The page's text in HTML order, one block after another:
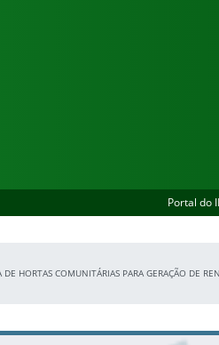
Portal do
HORTAS COMUNITÁRIAS PARA GERAÇÃO DE